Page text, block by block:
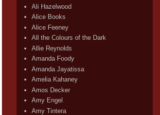
Ali Hazelwood
Alice Books
Alice Feeney
All the Colours of the Dark
Allie Reynolds
Amanda Foody
Amanda Jayatissa
Amelia Kahaney
Amos Decker
Amy Engel
Amy Tintera